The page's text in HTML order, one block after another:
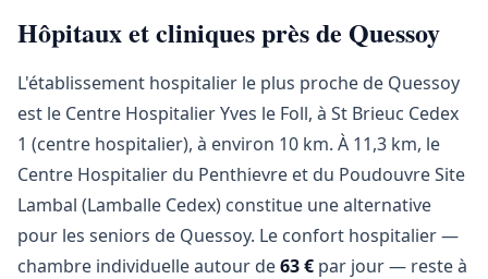
Hôpitaux et cliniques près de Quessoy
L'établissement hospitalier le plus proche de Quessoy
est le Centre Hospitalier Yves le Foll, à St Brieuc Cedex
1 (centre hospitalier), à environ 10 km. À 11,3 km, le
Centre Hospitalier du Penthievre et du Poudouvre Site
Lambal (Lamballe Cedex) constitue une alternative
pour les seniors de Quessoy. Le confort hospitalier —
chambre individuelle autour de63 € par jour — reste à